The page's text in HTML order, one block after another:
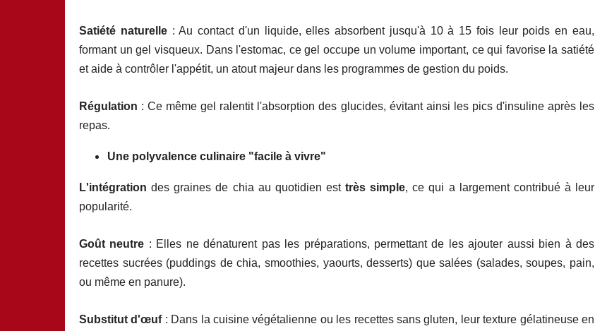
Satiété naturelle : Au contact d'un liquide, elles absorbent jusqu'à 10 à 15 fois leur poids en eau,
formant un gel visqueux. Dans l'estomac, ce gel occupe un volume important, ce qui favorise la satiété
et aide à contrôler l'appétit, un atout majeur dans les programmes de gestion du poids.
Régulation : Ce même gel ralentit l'absorption des glucides, évitant ainsi les pics d'insuline après les
repas.
Une polyvalence culinaire "facile à vivre"
L'intégration des graines de chia au quotidien est très simple, ce qui a largement contribué à leur
popularité.
Goût neutre : Elles ne dénaturent pas les préparations, permettant de les ajouter aussi bien à des
recettes sucrées (puddings de chia, smoothies, yaourts, desserts) que salées (salades, soupes, pain,
ou même en panure).
Substitut d'œuf : Dans la cuisine végétalienne ou les recettes sans gluten, leur texture gélatineuse en